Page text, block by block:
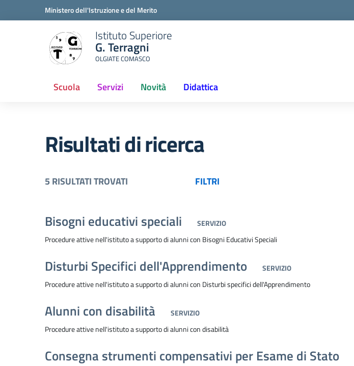
Ministero dell'Istruzione e del Merito
Istituto Superiore
G. Terragni
OLGIATE COMASCO
Scuola Servizi Novità
(current) Didattica
Risultati di ricerca
5 RISULTATI TROVATI FILTRI
Bisogni educativi speciali SERVIZIO
Procedure attive nell'istituto a supporto di alunni con Bisogni Educativi Speciali
Disturbi Specifici dell'Apprendimento SERVIZIO
Procedure attive nell'istituto a supporto di alunni con Disturbi specifici dell'Apprendimento
Alunni con disabilità SERVIZIO
Procedure attive nell'istituto a supporto di alunni con disabilità
Consegna strumenti compensativi per Esame di Stato